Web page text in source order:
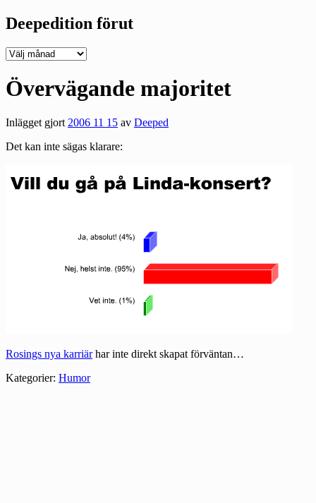
Deepedition förut
Deepedition
Övervägande majoritet
Inlägget gjort2006 11 15 av Deeped
Det kan inte sägas klarare:
Rosings nya karriärhar inte direkt skapat förväntan…
Kategorier: Humor